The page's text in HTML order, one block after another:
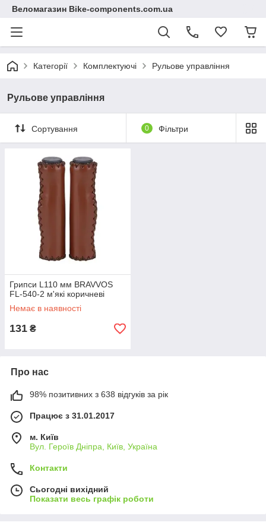
Веломагазин Bike-components.com.ua
Категорії Комплектуючі Рульове управління
Рульове управління
Сортування 0 Фільтри
Грипси L110 мм BRAVVOS
FL-540-2 м'які коричневі
Немає в наявності
131 ₴
Про нас
98% позитивних з 638 відгуків за рік
Працює з 31.01.2017
м. Київ
Вул. Героїв Дніпра, Київ, Україна
Контакти
Сьогодні вихідний
Показати весь графік роботи